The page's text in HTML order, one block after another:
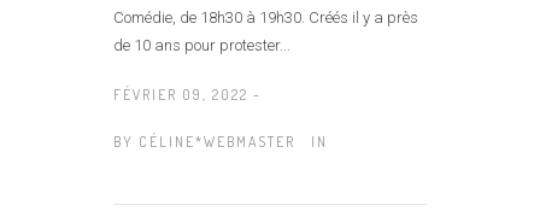
Comédie, de 18h30 à 19h30. Créés il y a près
de 10 ans pour protester...
FÉVRIER 09, 2022 -
BY CÉLINE*WEBMASTER IN